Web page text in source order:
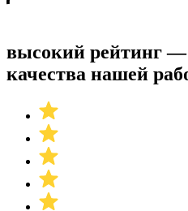
высокий рейтинг —
качества нашей